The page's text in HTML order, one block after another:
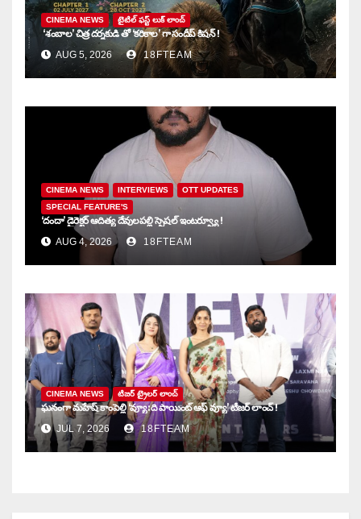
CINEMA NEWS టైటిల్ ఫస్ట్ లుక్ లాంచ్
‘శంబాల’ చిత్ర దర్శకుడి తో ‘కరికాల’ గా సందీప్ కిషన్ !
AUG 5, 2026 18FTEAM
CINEMA NEWS INTERVIEWS
OTT UPDATES
SPECIAL FEATURE'S
‘దందా’ డైరెక్ట‌ర్ ఆదిత్య దేవులపల్లి స్పెషల్ ఇంటర్వ్యూ !
AUG 4, 2026 18FTEAM
CINEMA NEWS టిజర్ ట్రైలర్ లాంచ్
ఘనంగా మహేష్ కాంపెల్లి ‘వ్యూ: ది పాయింట్ ఆఫ్ వ్యూ’ టీజర్ లాంచ్ !
JUL 7, 2026 18FTEAM